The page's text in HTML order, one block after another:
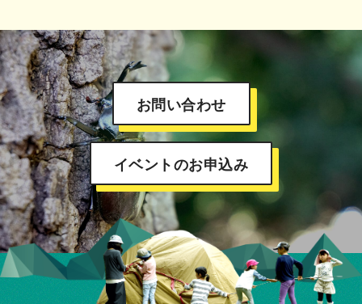
お問い合わせ
イベントのお申込み